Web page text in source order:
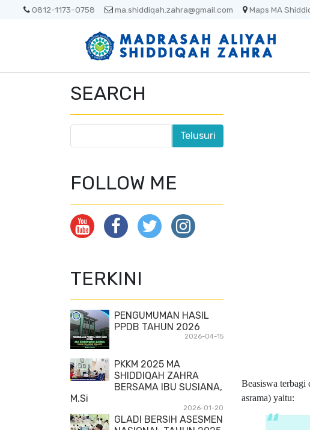
0812-1173-0758 ma.shiddiqah.zahra@gmail.com Maps MA
Beasiswa terbagi
asrama) yaitu:
SEARCH
FOLLOW ME
TERKINI
PENGUMUMAN HASIL
PPDB TAHUN 2026
2026-04-15
PKKM 2025 MA
SHIDDIQAH ZAHRA
BERSAMA IBU SUSIANA,
M.Si
2026-01-20
GLADI BERSIH ASESMEN